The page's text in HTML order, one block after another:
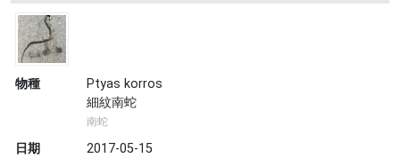
物種
Ptyas korros
細紋南蛇
南蛇
日期 2017-05-15